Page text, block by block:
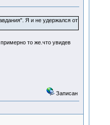
Я и не удержался от
то же.что увидев
Записан